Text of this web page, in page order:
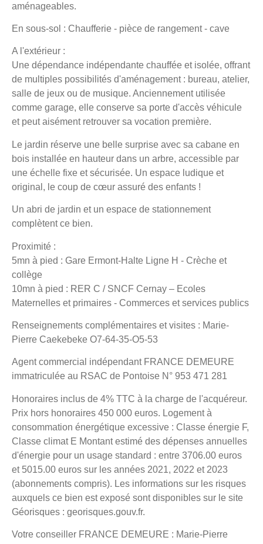
aménageables.
En sous-sol : Chaufferie - pièce de rangement - cave
A l'extérieur :
Une dépendance indépendante chauffée et isolée, offrant
de multiples possibilités d'aménagement : bureau, atelier,
salle de jeux ou de musique. Anciennement utilisée
comme garage, elle conserve sa porte d'accès véhicule
et peut aisément retrouver sa vocation première.
Le jardin réserve une belle surprise avec sa cabane en
bois installée en hauteur dans un arbre, accessible par
une échelle fixe et sécurisée. Un espace ludique et
original, le coup de cœur assuré des enfants !
Un abri de jardin et un espace de stationnement
complètent ce bien.
Proximité :
5mn à pied : Gare Ermont-Halte Ligne H - Crèche et
collège
10mn à pied : RER C / SNCF Cernay – Ecoles
Maternelles et primaires - Commerces et services publics
Renseignements complémentaires et visites : Marie-
Pierre Caekebeke O7-64-35-O5-53
Agent commercial indépendant FRANCE DEMEURE
immatriculée au RSAC de Pontoise N° 953 471 281
Honoraires inclus de 4% TTC à la charge de l'acquéreur.
Prix hors honoraires 450 000 euros. Logement à
consommation énergétique excessive : Classe énergie F,
Classe climat E Montant estimé des dépenses annuelles
d'énergie pour un usage standard : entre 3706.00 euros
et 5015.00 euros sur les années 2021, 2022 et 2023
(abonnements compris). Les informations sur les risques
auxquels ce bien est exposé sont disponibles sur le site
Géorisques : georisques.gouv.fr.
Votre conseiller FRANCE DEMEURE : Marie-Pierre